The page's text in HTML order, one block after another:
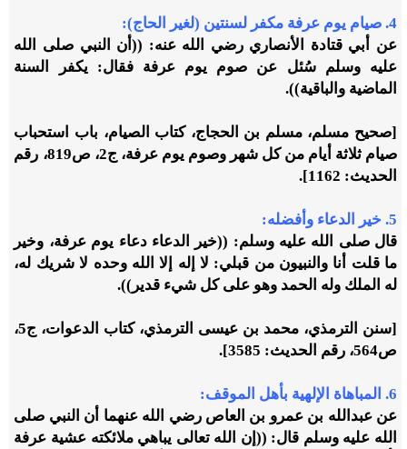
4. صيام يوم عرفة مكفر لسنتين (لغير الحاج):
عن أبي قتادة الأنصاري رضي الله عنه: ((أن النبي صلى الله
عليه وسلم سُئل عن صوم يوم عرفة فقال: يكفر السنة
الماضية والباقية)).
[صحيح مسلم، مسلم بن الحجاج، كتاب الصيام، باب استحباب
صيام ثلاثة أيام من كل شهر وصوم يوم عرفة، ج2، ص819، رقم
الحديث: 1162].
5. خير الدعاء وأفضله:
قال صلى الله عليه وسلم: ((خير الدعاء دعاء يوم عرفة، وخير
ما قلت أنا والنبيون من قبلي: لا إله إلا الله وحده لا شريك له،
له الملك وله الحمد وهو على كل شيء قدير)).
[سنن الترمذي، محمد بن عيسى الترمذي، كتاب الدعوات، ج5،
ص564، رقم الحديث: 3585].
6. المباهاة الإلهية بأهل الموقف:
عن عبدالله بن عمرو بن العاص رضي الله عنهما أن النبي صلى
الله عليه وسلم قال: ((إن الله تعالى يباهي ملائكته عشية عرفة